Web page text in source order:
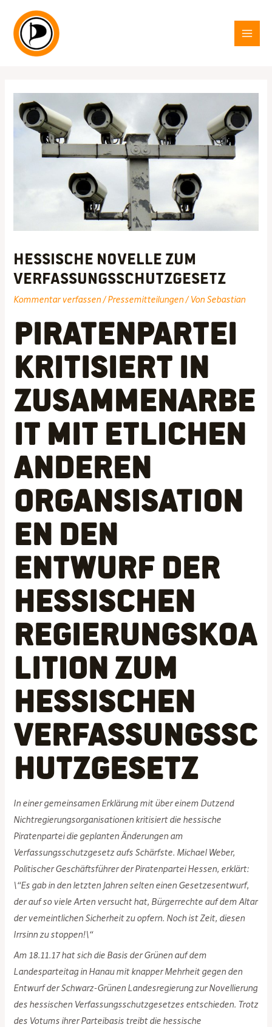
Inhalt
springen
Hessische Novelle zum
Verfassungsschutzgesetz
Kommentar verfassen/Pressemitteilungen/ Von Sebastian
Piratenpartei
kritisiert in
Zusammenarbe
it mit etlichen
anderen
Organsisation
en den
Entwurf der
hessischen
Regierungskoa
lition zum
hessischen
Verfassungssc
hutzgesetz
In einer gemeinsamen Erklärung mit über einem Dutzend
Nichtregierungsorganisationen kritisiert die hessische
Piratenpartei die geplanten Änderungen am
Verfassungsschutzgesetz aufs Schärfste. Michael Weber,
Politischer Geschäftsführer der Piratenpartei Hessen, erklärt:
\“Es gab in den letzten Jahren selten einen Gesetzesentwurf,
der auf so viele Arten versucht hat, Bürgerrechte auf dem Altar
der vemeintlichen Sicherheit zu opfern. Noch ist Zeit, diesen
Irrsinn zu stoppen!\“
Am 18.11.17 hat sich die Basis der Grünen auf dem
Landesparteitag in Hanau mit knapper Mehrheit gegen den
Entwurf der Schwarz-Grünen Landesregierung zur Novellierung
des hessischen Verfassungsschutzgesetzes entschieden. Trotz
des Votums ihrer Parteibasis treibt die hessische